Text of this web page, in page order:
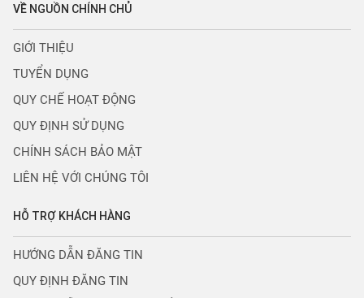
VỀ NGUỒN CHÍNH CHỦ
GIỚI THIỆU
TUYỂN DỤNG
QUY CHẾ HOẠT ĐỘNG
QUY ĐỊNH SỬ DỤNG
CHÍNH SÁCH BẢO MẬT
LIÊN HỆ VỚI CHÚNG TÔI
HỖ TRỢ KHÁCH HÀNG
HƯỚNG DẪN ĐĂNG TIN
QUY ĐỊNH ĐĂNG TIN